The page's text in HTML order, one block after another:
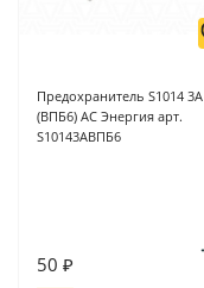
Предохранитель S1014 3А
(ВПБ6) АС Энергия арт.
S10143АВПБ6
50 ₽